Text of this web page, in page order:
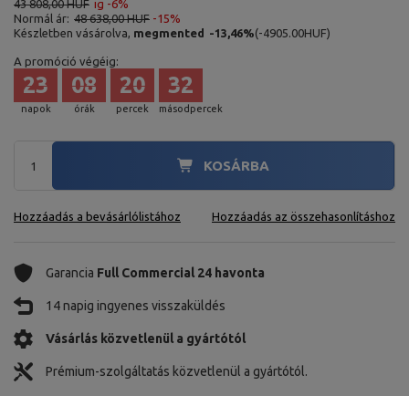
43 808,00 HUF ig -6%
Normál ár: 48 638,00 HUF -15%
Készletben vásárolva, megmented -13,46%(-4905.00HUF)
A promóció végéig:
napok
23
órák
08
percek
20
másodpercek
31
KOSÁRBA
Hozzáadás a bevásárlólistához Hozzáadás az összehasonlításhoz
Garancia Full Commercial 24 havonta
14 napig ingyenes visszaküldés
Vásárlás közvetlenül a gyártótól
Prémium-szolgáltatás közvetlenül a gyártótól.